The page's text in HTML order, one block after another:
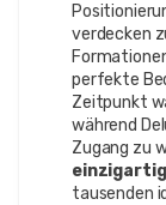
verdecken
perfekte
Zeitpunkt
während
Zugang zu
tausenden